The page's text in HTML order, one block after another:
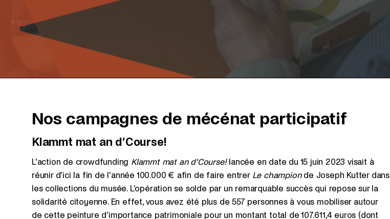
Nos campagnes de mécénat participatif
Klammt mat an d’Course!
L’action de crowdfunding Klammt mat an d’Course!lancée en date du 15 juin 2023 visait à
réunir d’ici la fin de l’année 100.000 € afin de faire entrer Le championde Joseph Kutter dans
les collections du musée. L’opération se solde par un remarquable succès qui repose sur la
solidarité citoyenne. En effet, vous avez été plus de 557 personnes à vous mobiliser autour
de cette peinture d’importance patrimoniale pour un montant total de 107.611,4 euros (dont